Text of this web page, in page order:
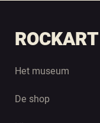
ROCKART
Het museum
De shop